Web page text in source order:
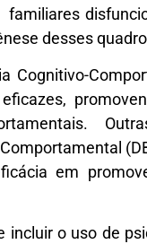
desses
Cognitivo-
em
incluir o uso de